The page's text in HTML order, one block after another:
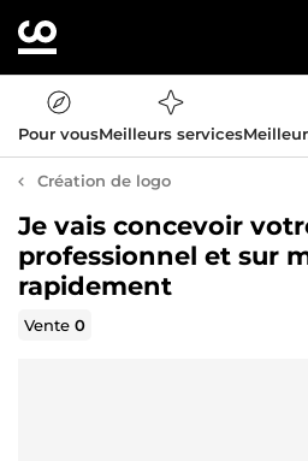
Pour vousMeilleurs services
Création de logo
Je vais concevoir
professionnel et sur
rapidement
Vente0